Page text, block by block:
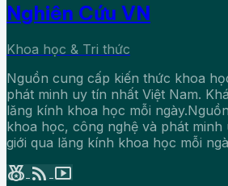
Nghiên Cứu VN
Khoa học & Tri thức
Nguồn cung cấp kiến thức khoa
phát minh uy tín nhất Việt Nam.
lăng kính khoa học mỗi
khoa học, công nghệ và phát minh
giới qua lăng kính khoa học mỗi
social_leaderboard rss_feed smart_display